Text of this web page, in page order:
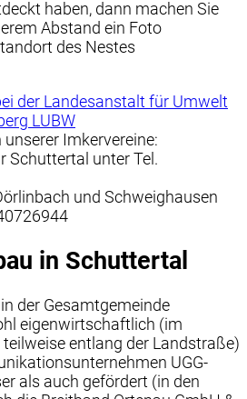
haben, dann machen Sie
Abstand ein Foto
des Nestes
der Landesanstalt für Umwelt
LUBW
Imkervereine:
Schuttertal unter Tel.
und Schweighausen
in Schuttertal
der Gesamtgemeinde
eigenwirtschaftlich (im
entlang der Landstraße)
UGG-
als auch gefördert (in den